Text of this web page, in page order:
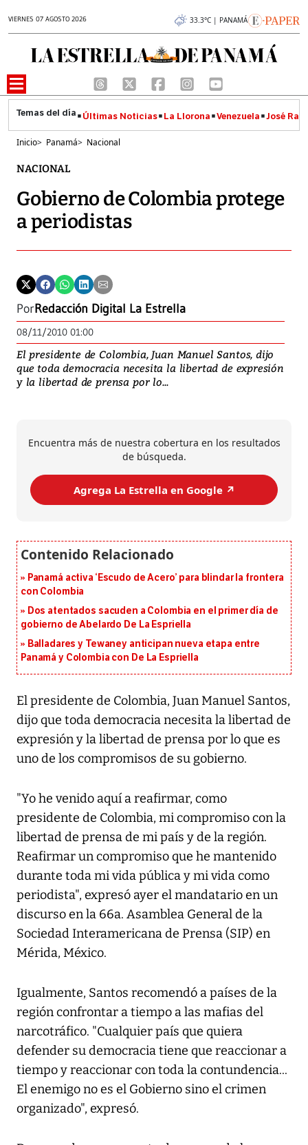
VIERNES 07 AGOSTO 2026 33.3°C | PANAMÁ
Últimas Noticias La Llorona Venezuela José
Inicio> Panamá> Nacional
NACIONAL
Gobierno de Colombia protege
a periodistas
PorRedacción Digital La Estrella
08/11/2010 01:00
El presidente de Colombia, Juan Manuel Santos, dijo
que toda democracia necesita la libertad de expresión
y la libertad de prensa por lo...
Encuentra más de nuestra cobertura en los resultados
de búsqueda.
Agrega La Estrella en Google ↗️
Panamá activa ‘Escudo de Acero’ para blindar la frontera
con Colombia
Dos atentados sacuden a Colombia en el primer día de
gobierno de Abelardo De La Espriella
Balladares y Tewaney anticipan nueva etapa entre
Panamá y Colombia con De La Espriella
El presidente de Colombia, Juan Manuel Santos,
dijo que toda democracia necesita la libertad de
expresión y la libertad de prensa por lo que es
uno de los compromisos de su gobierno.
"Yo he venido aquí a reafirmar, como
presidente de Colombia, mi compromiso con la
libertad de prensa de mi país y de la región.
Reafirmar un compromiso que he mantenido
durante toda mi vida pública y mi vida como
periodista", expresó ayer el mandatario en un
discurso en la 66a. Asamblea General de la
Sociedad Interamericana de Prensa (SIP) en
Mérida, México.
Igualmente, Santos recomendó a países de la
región confrontar a tiempo a las mafias del
narcotráfico. "Cualquier país que quiera
defender su democracia tiene que reaccionar a
tiempo y reaccionar con toda la contundencia...
El enemigo no es el Gobierno sino el crimen
organizado", expresó.